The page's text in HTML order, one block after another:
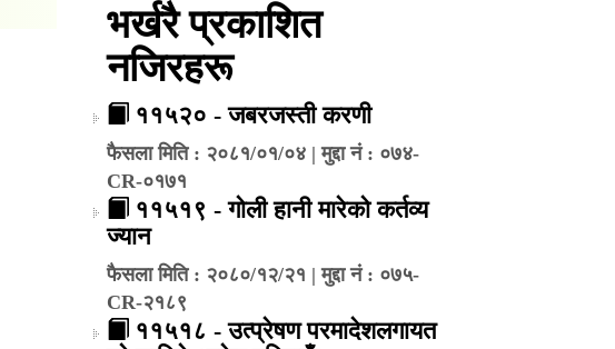
भर्खरै प्रकाशित
नजिरहरू
११५२० - जबरजस्ती करणी
फैसला मिति : २०८१/०१/०४ | मुद्दा नं : ०७४-
CR-०१७१
११५१९ - गोली हानी मारेको कर्तव्य
ज्यान
फैसला मिति : २०८०/१२/२१ | मुद्दा नं : ०७५-
CR-२१८९
११५१८ - उत्प्रेषण परमादेशलगायत